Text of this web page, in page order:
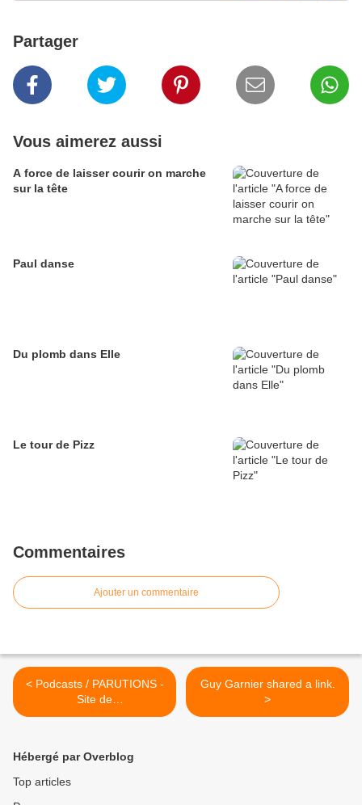
Partager
Vous aimerez aussi
A force de laisser courir on marche
sur la tête
Paul danse
Du plomb dans Elle
Le tour de Pizz
Commentaires
Ajouter un commentaire
< Podcasts / PARUTIONS -
Site de
contesdujouretdelanuit !
Guy Garnier shared a link.
>
Hébergé par Overblog
Top articles